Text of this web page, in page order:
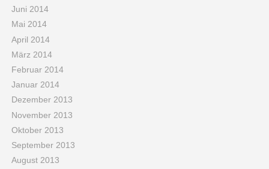
Juni 2014
Mai 2014
April 2014
März 2014
Februar 2014
Januar 2014
Dezember 2013
November 2013
Oktober 2013
September 2013
August 2013